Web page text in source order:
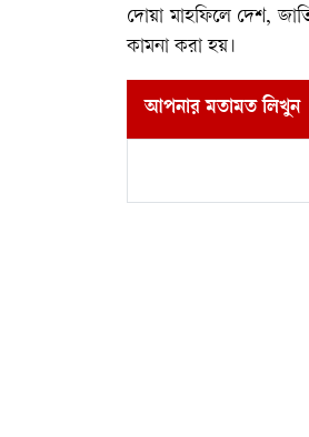
দোয়া মাহফিলে দেশ, জাতি
কামনা করা হয়।
আপনার মতামত লিখুন